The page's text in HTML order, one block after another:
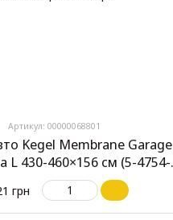
Артикул: 00000068801
Kegel Membrane Garage
L 430-460×156 см (5-4754-
248-3050)
грн